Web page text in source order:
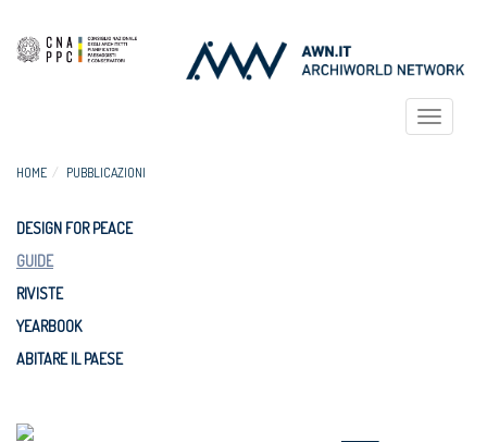
Toggle
HOME PUBBLICAZIONI
DESIGN FOR PEACE
GUIDE
RIVISTE
YEARBOOK
ABITARE IL PAESE